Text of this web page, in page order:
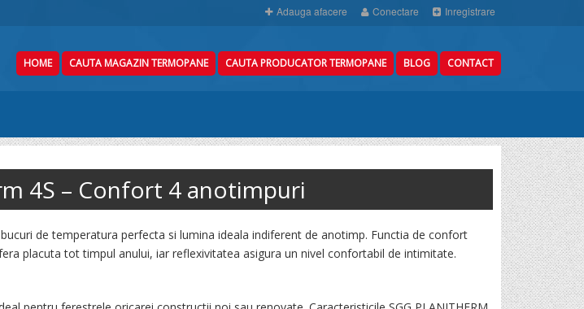
Adauga afacere Conectare Inregistrare
HOME CAUTA MAGAZIN TERMOPANE CAUTA PRODUCATOR TERMOPANE BLOG CONTACT
4S – Confort 4 anotimpuri
bucuri de temperatura perfecta si lumina ideala indiferent de anotimp. Functia de confort
placuta tot timpul anului, iar reflexivitatea asigura un nivel confortabil de intimitate.